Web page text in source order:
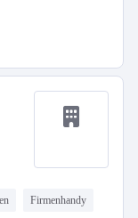
Firmenhandy